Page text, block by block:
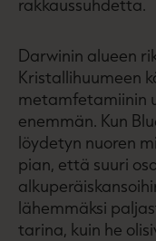
rakkaussuhdetta.
Darwinin alueen
Kristallihuumeen
metamfetamiinin
enemmän. Kun
löydetyn nuoren
pian, että suuri
lähemmäksi
tarina, kuin he